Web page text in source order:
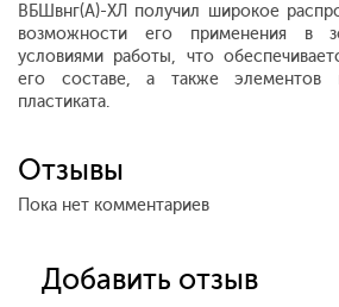
ВБШвнг(А)-ХЛ получил широкое
возможности его применения в
условиями работы, что
его составе, а также элементов
пластиката.
Отзывы
Пока нет комментариев
Добавить отзыв